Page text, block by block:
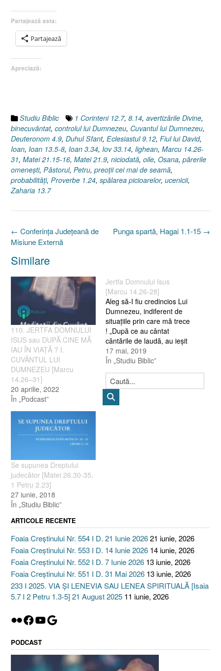
Partajează asta:
Partajează
Apreciază:
Studiu Biblic 1 Corinteni 12.7, 8.14, avertizările Divine,
binecuvântat, controlul lui Dumnezeu, Cuvantul lui Dumnezeu,
Deuteronom 4.9, Duhul Sfant, Eclesiastul 9.12, Fiul lui David,
Ioan, Ioan 13.5-8, Ioan 3.34, Iov 33.14, lighean, Marcu 14.26-
31, Matei 21.15-16, Matei 21.9, niciodată, oile, Osana, părerile
omeneşti, Păstorul, Petru, preoţii cei mai de seamă,
probabilităţi, Proverbe 1.24, spălarea picioarelor, ucenicii,
Zaharia 13.7
Post
navigation
Punga spartă, Hagai 1.1-15 →
← Conferinţa Judeţeană de
Misiune Externă
Similare
110. JERTFA DOMNULUI
ISUS sau DUPĂ CINE MĂ
IAU ÎN VIAŢĂ ? I.
CUVÂNTUL LUI
DUMNEZEU [Marcu
14.26–31]
20 aprilie, 2022
În „Podcast”
Jertfa Domnului Isus
[Marcu 14.26-28]
Aleg să-I fiu credincios Lui
Dumnezeu, indiferent de
situaţiile prin care mă trece
! „După ce au cântat
cântările de laudă, au ieşit
pe Muntele Măslinilor. Isus
le-a zis : „În noaptea
aceasta toţi veţi avea un
prilej de poticnire ; pentru
că este scris : „Voi bate
Păstorul, şi…
17 mai, 2019
În „Studiu Biblic”
Se supunea Dreptului
judecător [Matei 26.30-35,
1 Petru 2.23]
27 iunie, 2018
În „Studiu Biblic”
ARTICOLE RECENTE
Foaia Creștinului Nr. 554 I D. 21 Iunie 202621 iunie, 2026
Foaia Creștinului Nr. 553 I D. 14 Iunie 2026 14 iunie, 2026
Foaia Creștinului Nr. 552 I D. 7 Iunie 2026 13 iunie, 2026
Foaia Creștinului Nr. 551 I D. 31 Mai 2026 13 iunie, 2026
233 I 2025. VIA ȘI LENEVIA SAU LENEA SPIRITUALĂ [Isaia
5.7 I 2 Petru 1.3-5] 21 August 2025 11 iunie, 2026
Flickr
Facebook
YouTube
Google
PODCAST